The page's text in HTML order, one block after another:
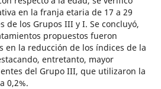
en la franja etaria de 17 a 29
de los Grupos III y I. Se concluyó,
propuestos fueron
en la reducción de los índices de la
entretanto, mayor
del Grupo III, que utilizaron la
0,2%.